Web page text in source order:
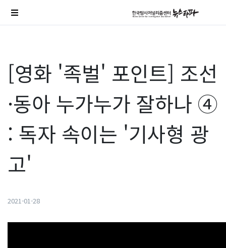
[영화 '족벌' 포인트] 조선
·동아 누가누가 잘하나 ④
: 독자 속이는 '기사형 광
고'
2021-01-28